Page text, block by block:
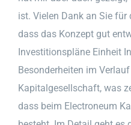
ist. Vielen Dank an Sie für
dass das Konzept gut
Investitionspläne Einheit
Besonderheiten im
Kapitalgesellschaft, was
dass beim Electroneum